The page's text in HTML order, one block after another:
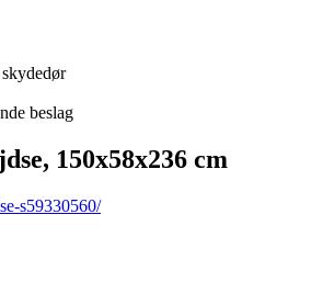
beslag
150x58x236 cm
s59330560/